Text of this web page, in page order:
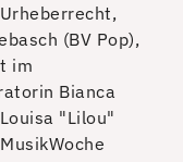
(BV Pop),
im
Bianca
"Lilou"